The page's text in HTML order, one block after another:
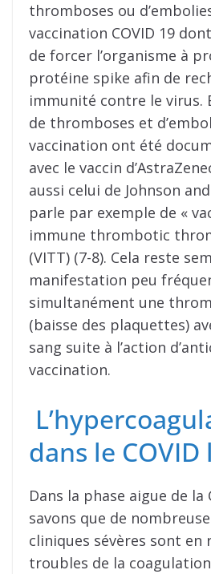
thromboses ou
vaccination COVID 19
de forcer l’organisme à
protéine spike afin de
immunité contre le virus.
de thromboses et
vaccination ont été
avec le vaccin
aussi celui de Johnson
parle par exemple de «
immune thrombotic
(VITT) (7-8). Cela reste
manifestation peu
simultanément une
(baisse des plaquettes)
sang suite à l’action
vaccination.
dans le COVID
Dans la phase aigue de la
savons que de
cliniques sévères sont en
troubles de la